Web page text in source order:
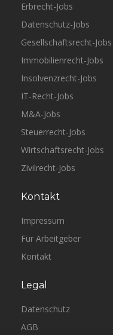
Erbrecht-Jobs
Datenschutz-Jobs
Gesellschaftsrecht-Jobs
Immobilienrecht-Jobs
Insolvenzrecht-Jobs
IT-Recht-Jobs
M&A-Jobs
Steuerrecht-Jobs
Wirtschaftsrecht-Jobs
Zivilrecht-Jobs
Kontakt
Impressum
Für Arbeitgeber
Kontakt
Legal
Datenschutz
AGB